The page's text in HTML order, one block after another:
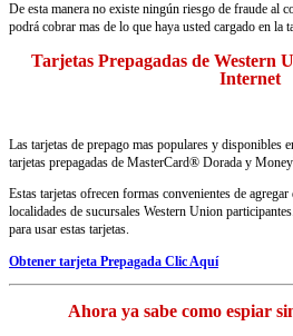
De esta manera no existe ningún riesgo de fraude al
podrá cobrar mas de lo que haya usted cargado en la
Tarjetas Prepagadas de Western
Internet
Las tarjetas de prepago mas populares y disponibles
tarjetas prepagadas de MasterCard® Dorada y
Estas tarjetas ofrecen formas convenientes de
localidades de sucursales Western Union
para usar estas tarjetas.
Obtener tarjeta Prepagada Clic Aquí
Ahora ya sabe como espiar